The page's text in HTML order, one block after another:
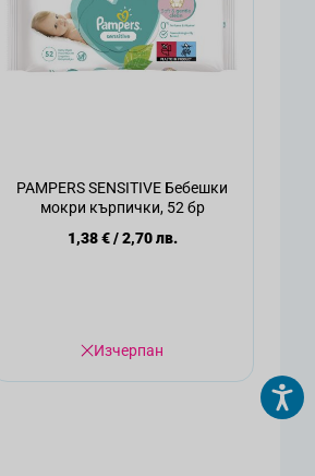
PAMPERS SENSITIVE Бебешки
мокри кърпички, 52 бр
1,38 €/2,70 лв.
Изчерпан